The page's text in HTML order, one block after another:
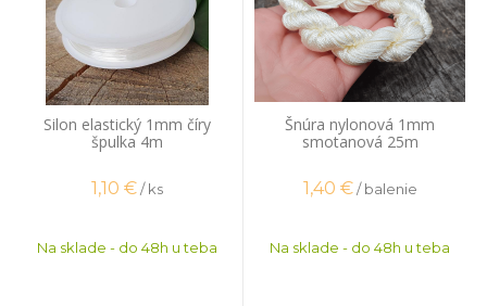
Silon elastický 1mm číry
špulka 4m
1,10 € / ks
Na sklade - do 48h u teba
Šnúra nylonová 1mm
smotanová 25m
1,40 € / balenie
Na sklade - do 48h u teba